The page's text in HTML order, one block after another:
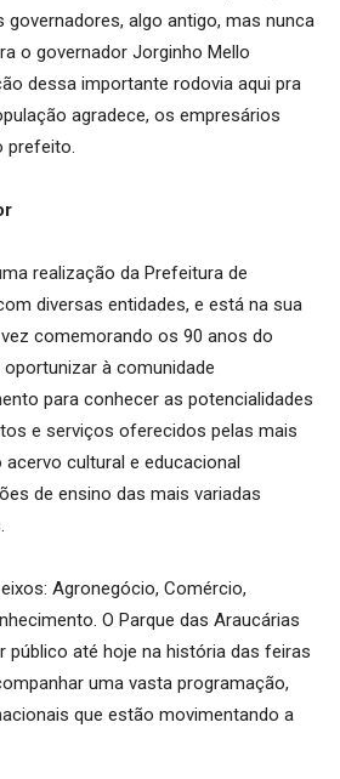
algo antigo, mas nunca
o governador Jorginho Mello
dessa importante rodovia aqui pra
agradece, os empresários
prefeito.
realização da Prefeitura de
diversas entidades, e está na sua
comemorando os 90 anos do
à comunidade
para conhecer as potencialidades
e serviços oferecidos pelas mais
cultural e educacional
de ensino das mais variadas
Agronegócio, Comércio,
O Parque das Araucárias
público até hoje na história das feiras
uma vasta programação,
que estão movimentando a